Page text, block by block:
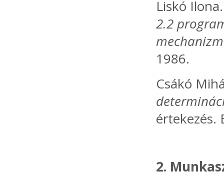
Liskó
2.2
1986.
Csákó
értekezés.
2.